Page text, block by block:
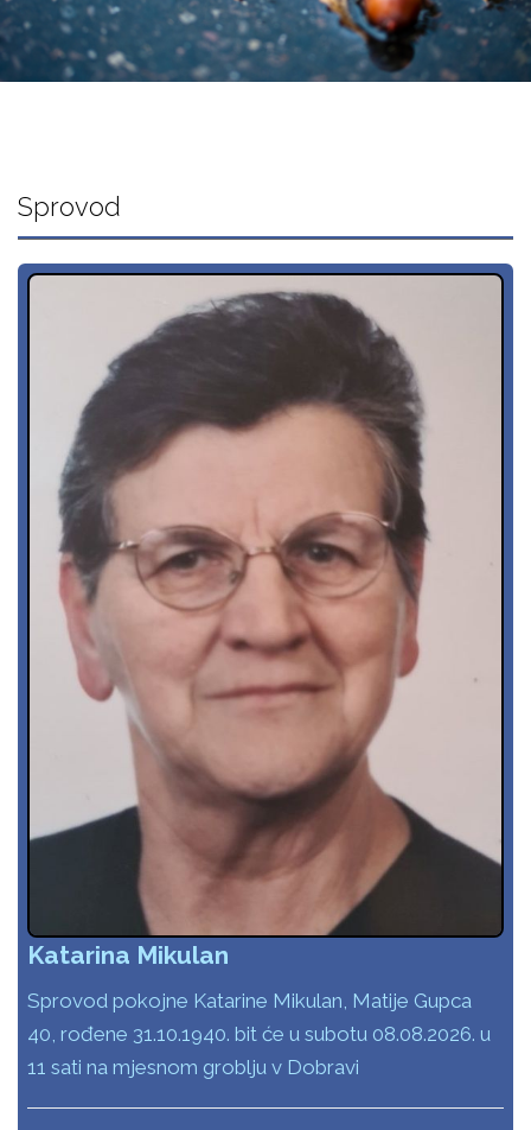
Sprovod
Katarina Mikulan
Sprovod pokojne Katarine Mikulan, Matije Gupca
40, rođene 31.10.1940. bit će u subotu 08.08.2026. u
11 sati na mjesnom groblju v Dobravi